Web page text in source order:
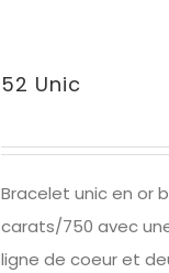
52 Unic
Bracelet unic en or
carats/750 avec
ligne de coeur et